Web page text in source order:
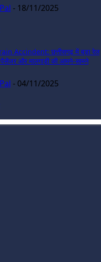
- 18/11/2025
Accindent: छत्तीसगढ़ में बड़ा रेल
पैसेंजर और मालगाड़ी की आमने-सामने
- 04/11/2025